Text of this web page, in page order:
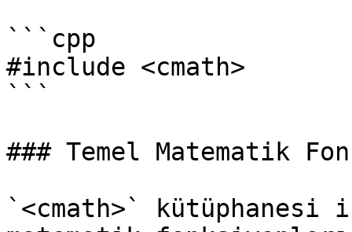
```cpp
#include <cmath>
```
### Temel Matematik
`<cmath>` kütüphanesi